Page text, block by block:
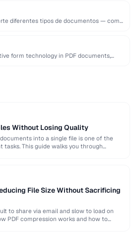
diferentes tipos de documentos — como
form technology in PDF documents,
Without Losing Quality
into a single file is one of the
tasks. This guide walks you through
File Size Without Sacrificing
to share via email and slow to load on
PDF compression works and how to